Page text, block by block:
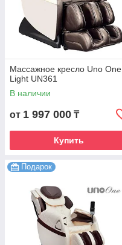
Массажное кресло Uno One
Light UN361
В наличии
от 1 997 000 ₸
Купить
Подарок